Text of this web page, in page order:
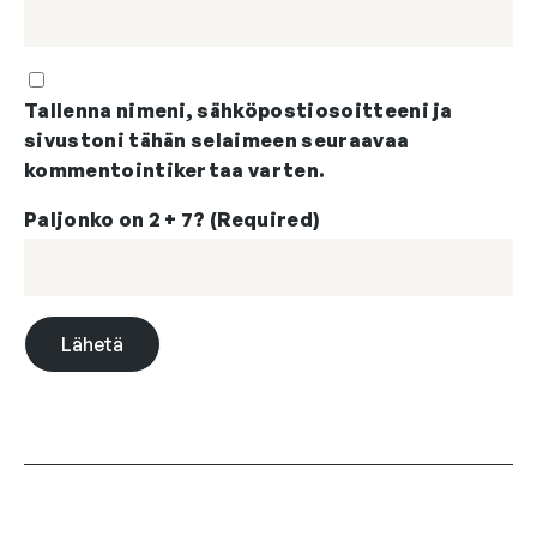
Tallenna nimeni, sähköpostiosoitteeni ja
sivustoni tähän selaimeen seuraavaa
kommentointikertaa varten.
Paljonko on 2 + 7? (Required)